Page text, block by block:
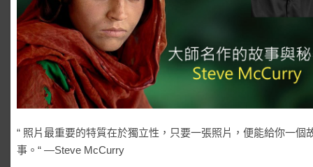
“ 照片最重要的特質在於獨立性，只要一張照片，便能給你一個
事。“ —Steve McCurry